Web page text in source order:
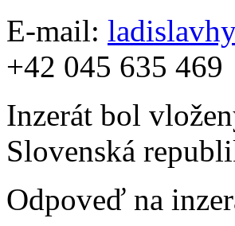
E-mail:
+42 045 635 469
Inzerát bol
Slovenská
Odpoveď na